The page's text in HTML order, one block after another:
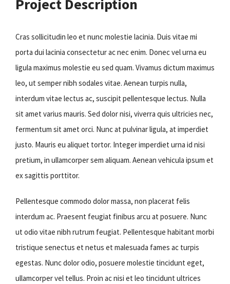
Project Description
Cras sollicitudin leo et nunc molestie lacinia. Duis vitae mi
porta dui lacinia consectetur ac nec enim. Donec vel urna eu
ligula maximus molestie eu sed quam. Vivamus dictum maximus
leo, ut semper nibh sodales vitae. Aenean turpis nulla,
interdum vitae lectus ac, suscipit pellentesque lectus. Nulla
sit amet varius mauris. Sed dolor nisi, viverra quis ultricies nec,
fermentum sit amet orci. Nunc at pulvinar ligula, at imperdiet
justo. Mauris eu aliquet tortor. Integer imperdiet urna id nisi
pretium, in ullamcorper sem aliquam. Aenean vehicula ipsum et
ex sagittis porttitor.
Pellentesque commodo dolor massa, non placerat felis
interdum ac. Praesent feugiat finibus arcu at posuere. Nunc
ut odio vitae nibh rutrum feugiat. Pellentesque habitant morbi
tristique senectus et netus et malesuada fames ac turpis
egestas. Nunc dolor odio, posuere molestie tincidunt eget,
ullamcorper vel tellus. Proin ac nisi et leo tincidunt ultrices